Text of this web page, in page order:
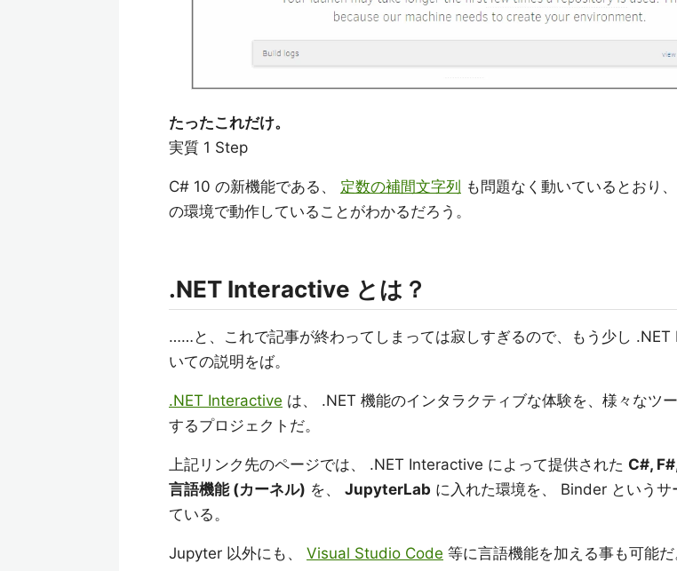
たったこれだけ。
実質 1 Step
C# 10 の新機能である、 定数の補間文字列 も問題なく動いているとおり
の環境で動作していることがわかるだろう。
.NET Interactive とは？
……と、これで記事が終わってしまっては寂しすぎるので、もう少し
いての説明をば。
.NET Interactive は、 .NET 機能のインタラクティブな体験を、様々なツ
するプロジェクトだ。
上記リンク先のページでは、 .NET Interactive によって提供された C#,
言語機能 (カーネル) を、 JupyterLab に入れた環境を、 Binder というサ
ている。
Jupyter 以外にも、 Visual Studio Code 等に言語機能を加える事も可能だ